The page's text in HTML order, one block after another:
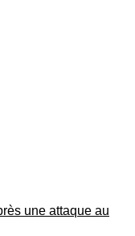
une attaque au